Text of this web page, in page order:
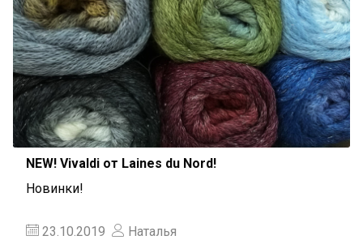
NEW! Vivaldi от Laines du Nord!
Новинки!
23.10.2019 Наталья